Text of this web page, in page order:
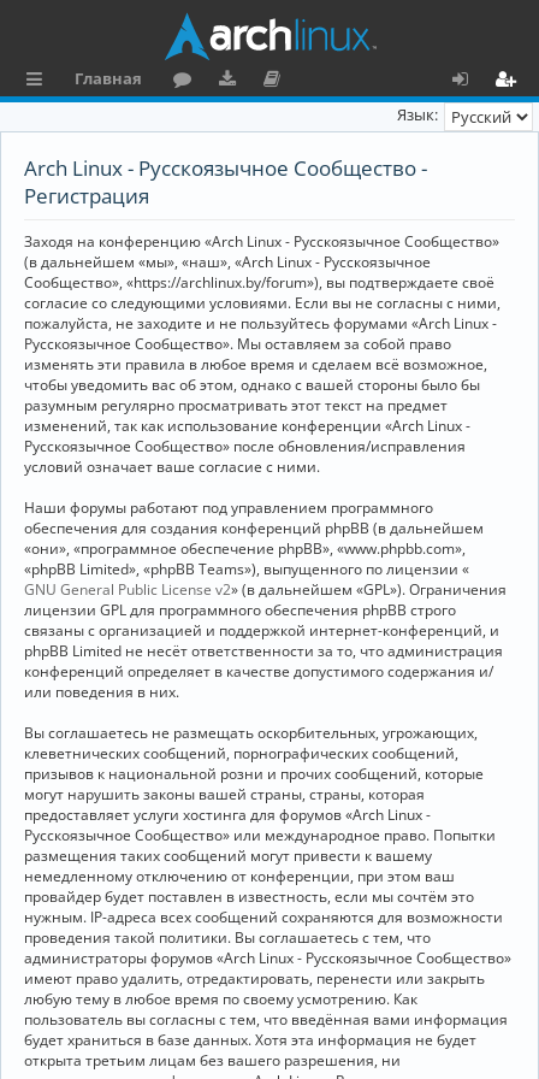
л
и
Главная
н
та
ц
и
я
х
ег
Язык:
Arch Linux - Русскоязычное Сообщество -
Регистрация
Заходя на конференцию «Arch Linux - Русскоязычное Сообщество»
(в дальнейшем «мы», «наш», «Arch Linux - Русскоязычное
Сообщество», «https://archlinux.by/forum»), вы подтверждаете своё
согласие со следующими условиями. Если вы не согласны с ними,
пожалуйста, не заходите и не пользуйтесь форумами «Arch Linux -
Русскоязычное Сообщество». Мы оставляем за собой право
изменять эти правила в любое время и сделаем всё возможное,
чтобы уведомить вас об этом, однако с вашей стороны было бы
разумным регулярно просматривать этот текст на предмет
изменений, так как использование конференции «Arch Linux -
Русскоязычное Сообщество» после обновления/исправления
условий означает ваше согласие с ними.
Наши форумы работают под управлением программного
обеспечения для создания конференций phpBB (в дальнейшем
«они», «программное обеспечение phpBB», «www.phpbb.com»,
«phpBB Limited», «phpBB Teams»), выпущенного по лицензии «
GNU General Public License v2» (в дальнейшем «GPL»). Ограничения
лицензии GPL для программного обеспечения phpBB строго
связаны с организацией и поддержкой интернет-конференций, и
phpBB Limited не несёт ответственности за то, что администрация
конференций определяет в качестве допустимого содержания и/
или поведения в них.
Вы соглашаетесь не размещать оскорбительных, угрожающих,
клеветнических сообщений, порнографических сообщений,
призывов к национальной розни и прочих сообщений, которые
могут нарушить законы вашей страны, страны, которая
предоставляет услуги хостинга для форумов «Arch Linux -
Русскоязычное Сообщество» или международное право. Попытки
размещения таких сообщений могут привести к вашему
немедленному отключению от конференции, при этом ваш
провайдер будет поставлен в известность, если мы сочтём это
нужным. IP-адреса всех сообщений сохраняются для возможности
проведения такой политики. Вы соглашаетесь с тем, что
администраторы форумов «Arch Linux - Русскоязычное Сообщество»
имеют право удалить, отредактировать, перенести или закрыть
любую тему в любое время по своему усмотрению. Как
пользователь вы согласны с тем, что введённая вами информация
будет храниться в базе данных. Хотя эта информация не будет
открыта третьим лицам без вашего разрешения, ни